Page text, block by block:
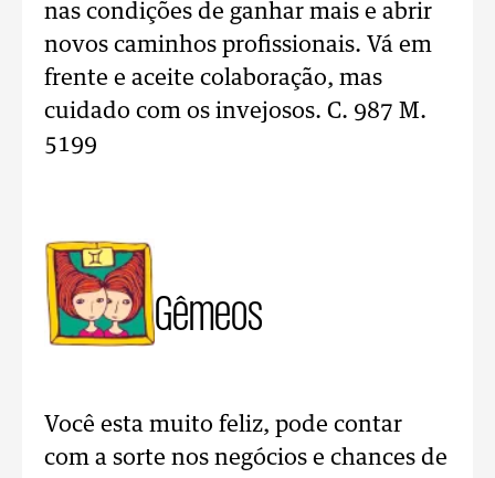
nas condições de ganhar mais e abrir
novos caminhos profissionais. Vá em
frente e aceite colaboração, mas
cuidado com os invejosos. C. 987 M.
5199
Gêmeos
Você esta muito feliz, pode contar
com a sorte nos negócios e chances de